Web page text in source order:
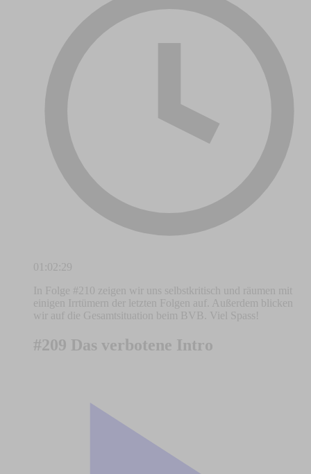
01:02:29
In Folge #210 zeigen wir uns selbstkritisch und räumen mit
einigen Irrtümern der letzten Folgen auf. Außerdem blicken
wir auf die Gesamtsituation beim BVB. Viel Spass!
#209 Das verbotene Intro